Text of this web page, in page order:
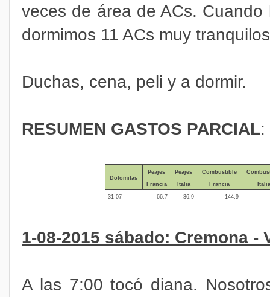
veces de área de ACs.
dormimos 11 ACs muy
Duchas, cena, peli y a dormir.
RESUMEN GASTOS PARCIAL:
Dolomitas
Peajes
Francia
Peajes
Italia
Combustible
Francia
Italia
31-07 66,7 36,9 144,9
1-08-2015 sábado: Cremona -
A las 7:00 tocó diana.